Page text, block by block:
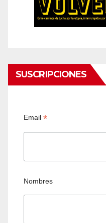
SUSCRIPCIONES
Email*
Nombres